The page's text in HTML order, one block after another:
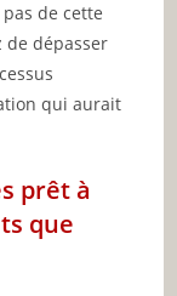
de cette
de dépasser
qui aurait
prêt à
que